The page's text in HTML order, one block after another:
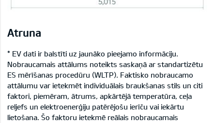
Atruna
* EV dati ir balstīti uz jaunāko pieejamo informāciju.
Nobraucamais attālums noteikts saskaņā ar standartizētu
ES mērīšanas procedūru (WLTP). Faktisko nobraucamo
attālumu var ietekmēt individuālais braukšanas stils un citi
faktori, piemēram, ātrums, apkārtējā temperatūra, ceļa
reljefs un elektroenerģiju patērējošu ierīču vai iekārtu
lietošana. Šo faktoru ietekmē reālais nobraucamais